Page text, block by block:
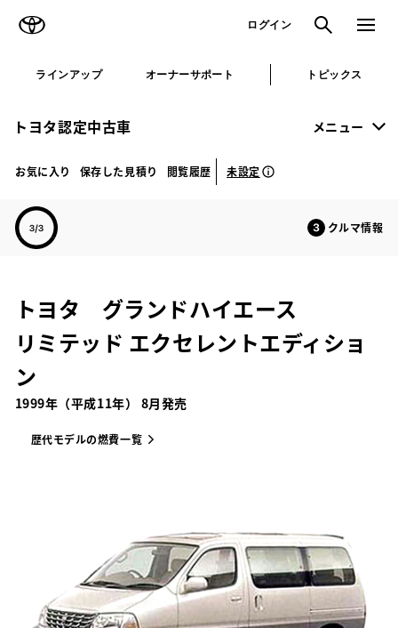
ログイン 検索 メニュ
ラインアップ オーナーサポート トピックス
トヨタ認定中古車 メニュー
お気に入り 保存した見積り 閲覧履歴 未設定
クルマ情報
トヨタ グランドハイエース
リミテッド エクセレントエディショ
ン
1999年（平成11年） 8月発売
歴代モデルの燃費一覧